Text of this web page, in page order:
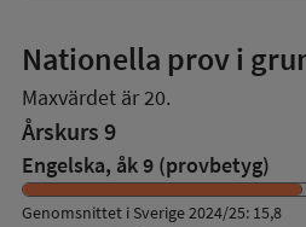
Nationella prov i
Maxvärdet är 20.
Årskurs 9
Engelska, åk 9 (provbetyg)
Genomsnittet i Sverige 2024/25: 15,8